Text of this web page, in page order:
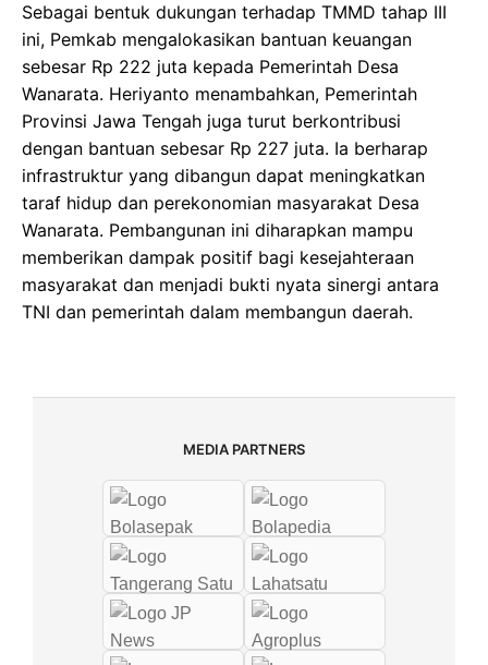
Sebagai bentuk dukungan terhadap TMMD tahap III
ini, Pemkab mengalokasikan bantuan keuangan
sebesar Rp 222 juta kepada Pemerintah Desa
Wanarata. Heriyanto menambahkan, Pemerintah
Provinsi Jawa Tengah juga turut berkontribusi
dengan bantuan sebesar Rp 227 juta. Ia berharap
infrastruktur yang dibangun dapat meningkatkan
taraf hidup dan perekonomian masyarakat Desa
Wanarata. Pembangunan ini diharapkan mampu
memberikan dampak positif bagi kesejahteraan
masyarakat dan menjadi bukti nyata sinergi antara
TNI dan pemerintah dalam membangun daerah.
MEDIA PARTNERS